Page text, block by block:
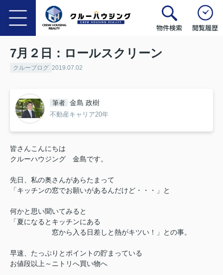
物件検索 閲覧履歴
7月２日：ロールスクリーン
クルーブログ 2019.07.02
筆者 金島 政樹
不動産キャリア20年
皆さんこんにちは
クルーハウジング 金島です。
先日、私の奥さんがあらたまって
「キッチンの窓でお願いがあるんだけど・・・」と
何かと思い聞いてみると
「夏になると キッチンにある
窓から入る 日差しと熱がキツい！」 との事。
早速、たっぷりとポイントの貯まっている
お値段以上～ニトリへ買い物へ